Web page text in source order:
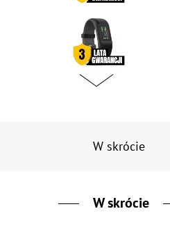
W skrócie
W skrócie